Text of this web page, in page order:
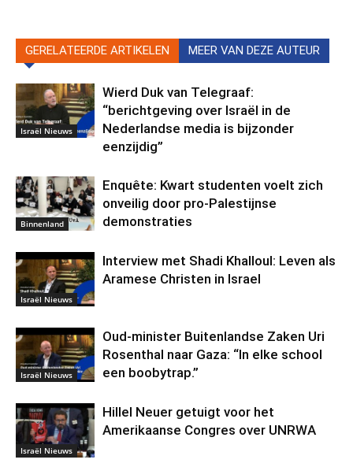
GERELATEERDE ARTIKELEN MEER VAN DEZE AUTEUR
Israël Nieuws
Wierd Duk van Telegraaf:
“berichtgeving over Israël in de
Nederlandse media is bijzonder
eenzijdig”
Binnenland
Enquête: Kwart studenten voelt zich
onveilig door pro-Palestijnse
demonstraties
Israël Nieuws
Interview met Shadi Khalloul: Leven als
Aramese Christen in Israel
Israël Nieuws
Oud-minister Buitenlandse Zaken Uri
Rosenthal naar Gaza: “In elke school
een boobytrap.”
Israël Nieuws
Hillel Neuer getuigt voor het
Amerikaanse Congres over UNRWA